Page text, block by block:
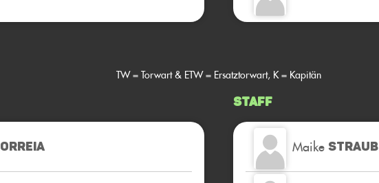
TW = Torwart & ETW = Ersatztorwart, K = Kapitän
Staff
Maike STRAUB